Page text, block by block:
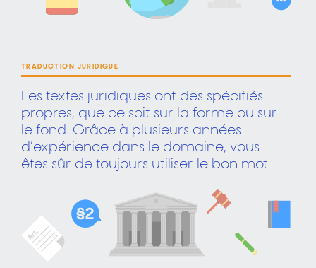
TRADUCTION JURIDIQUE
Les textes juridiques ont des spécifiés
propres, que ce soit sur la forme ou sur
le fond. Grâce à plusieurs années
d’expérience dans le domaine, vous
êtes sûr de toujours utiliser le bon mot.